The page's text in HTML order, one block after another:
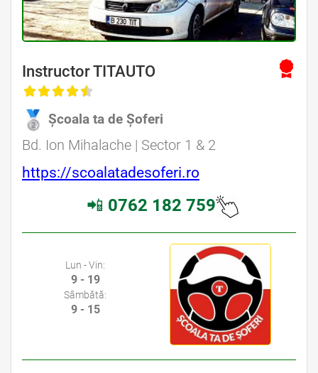
Instructor TITAUTO
Școala ta de Șoferi
Bd. Ion Mihalache | Sector 1 & 2
https://scoalatadesoferi.ro
📲 0762 182 759
Lun - Vin:
9 - 19
Sâmbătă:
9 - 15